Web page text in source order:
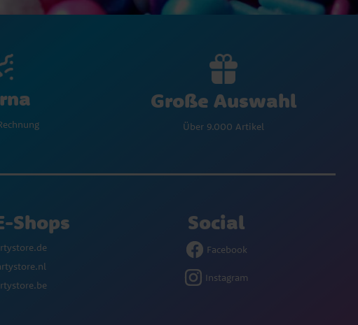
Große Auswahl
Über 9.000 Artikel
Shops Social
Facebook
Instagram